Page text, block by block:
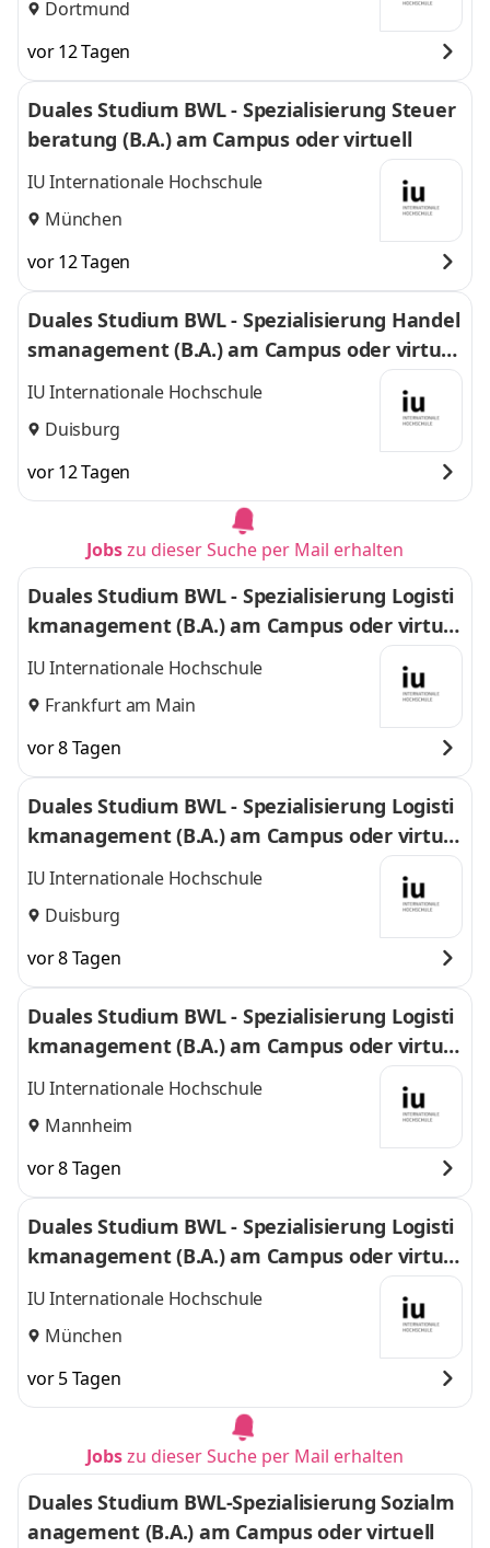
Dortmund
vor 12 Tagen
Duales Studium BWL - Spezialisierung Steuer
beratung (B.A.) am Campus oder virtuell
IU Internationale Hochschule
München
vor 12 Tagen
Duales Studium BWL - Spezialisierung Handel
smanagement (B.A.) am Campus oder virtuel
l
IU Internationale Hochschule
Duisburg
vor 12 Tagen
Jobszu dieser Suche per Mail erhalten
Duales Studium BWL - Spezialisierung Logisti
kmanagement (B.A.) am Campus oder virtuel
l
IU Internationale Hochschule
Frankfurt am Main
vor 8 Tagen
Duales Studium BWL - Spezialisierung Logisti
kmanagement (B.A.) am Campus oder virtuel
l
IU Internationale Hochschule
Duisburg
vor 8 Tagen
Duales Studium BWL - Spezialisierung Logisti
kmanagement (B.A.) am Campus oder virtuel
l
IU Internationale Hochschule
Mannheim
vor 8 Tagen
Duales Studium BWL - Spezialisierung Logisti
kmanagement (B.A.) am Campus oder virtuel
l
IU Internationale Hochschule
München
vor 5 Tagen
Jobszu dieser Suche per Mail erhalten
Duales Studium BWL-Spezialisierung Sozialm
anagement (B.A.) am Campus oder virtuell